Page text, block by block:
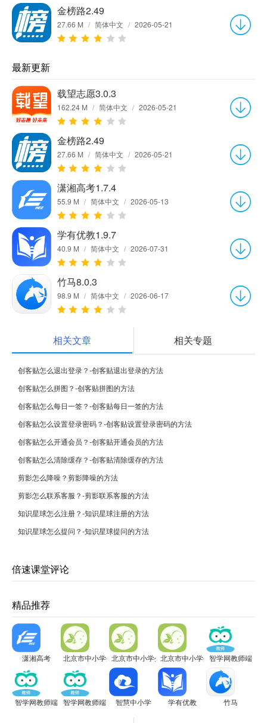
金榜路2.49
27.66 M / 简体中文 / 2026-05-21
最新更新
载望志愿3.0.3
162.24 M / 简体中文 / 2026-05-21
金榜路2.49
27.66 M / 简体中文 / 2026-05-21
潇湘高考1.7.4
55.9 M / 简体中文 / 2026-05-13
学有优教1.9.7
40.9 M / 简体中文 / 2026-07-31
竹马8.0.3
98.9 M / 简体中文 / 2026-06-17
相关文章 相关专题
创客贴怎么退出登录？-创客贴退出登录的方法
创客贴怎么拼图？-创客贴拼图的方法
创客贴怎么每日一签？-创客贴每日一签的方法
创客贴怎么设置登录密码？-创客贴设置登录密码的方法
创客贴怎么开通会员？-创客贴开通会员的方法
创客贴怎么清除缓存？-创客贴清除缓存的方法
剪影怎么降噪？剪影降噪的方法
剪影怎么联系客服？-剪影联系客服的方法
知识星球怎么注册？-知识星球注册的方法
知识星球怎么提问？-知识星球提问的方法
倍速课堂评论
精品推荐
潇湘高考 北京市中小学生植物栽培大赛电脑版
北京市中小学生植物栽培大赛电脑版
北京市中小学生植物栽培大赛电
智学网教师端
智学网教师端 智学网教师端 智慧中小学 学有优教 竹马